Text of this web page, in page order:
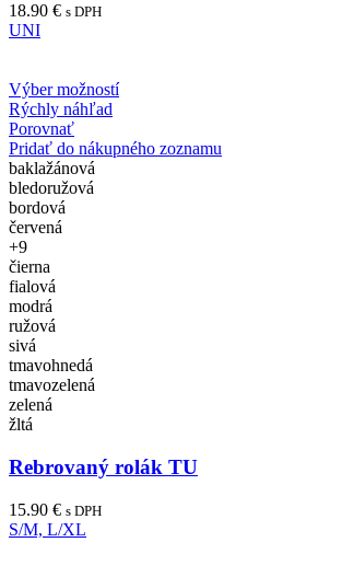
18.90 € s DPH
UNI
Výber možností
Rýchly náhľad
Porovnať
Pridať do nákupného zoznamu
baklažánová
bledoružová
bordová
červená
+9
čierna
fialová
modrá
ružová
sivá
tmavohnedá
tmavozelená
zelená
žltá
Rebrovaný rolák TU
15.90 € s DPH
S/M, L/XL